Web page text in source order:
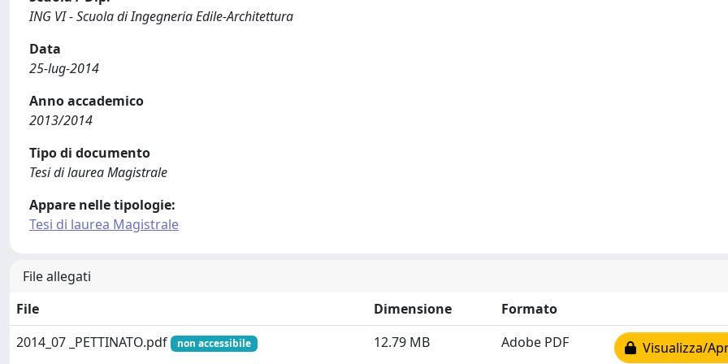
ING VI - Scuola di Ingegneria Edile-Architettura
Data
25-lug-2014
Anno accademico
2013/2014
Tipo di documento
Tesi di laurea Magistrale
Appare nelle tipologie:
Tesi di laurea Magistrale
File allegati
File
Dimensione
Formato
2014_07 _PETTINATO.pdf
non accessibile 12.79 MB Adobe PDF Visualizza/